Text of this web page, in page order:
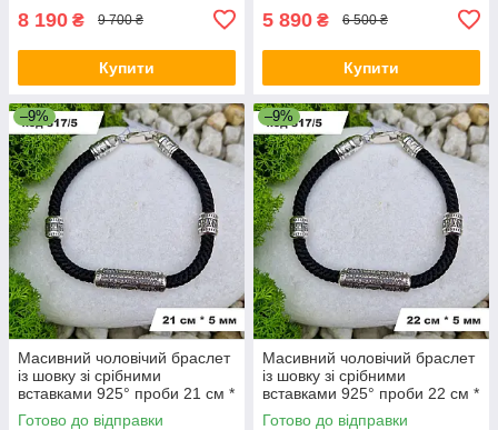
8 190 ₴ 9 700 ₴
Купити
5 890 ₴ 6 500 ₴
Купити
–9%
Масивний чоловічий браслет
із шовку зі срібними
вставками 925° проби 21 см *
5 мм
Готово до відправки
–9%
Масивний чоловічий браслет
із шовку зі срібними
вставками 925° проби 22 см *
5 мм
Готово до відправки